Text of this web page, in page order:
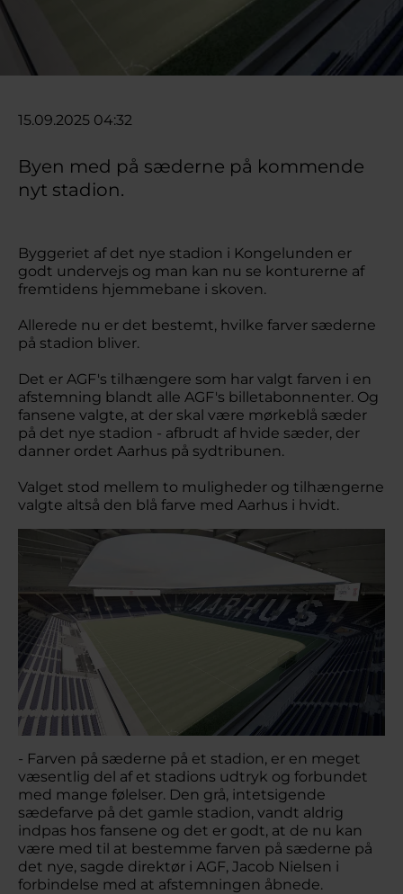
15.09.2025 04:32
Byen med på sæderne på kommende
nyt stadion.
Byggeriet af det nye stadion i Kongelunden er
godt undervejs og man kan nu se konturerne af
fremtidens hjemmebane i skoven.
Allerede nu er det bestemt, hvilke farver sæderne
på stadion bliver.
Det er AGF's tilhængere som har valgt farven i en
afstemning blandt alle AGF's billetabonnenter. Og
fansene valgte, at der skal være mørkeblå sæder
på det nye stadion - afbrudt af hvide sæder, der
danner ordet Aarhus på sydtribunen.
Valget stod mellem to muligheder og tilhængerne
valgte altså den blå farve med Aarhus i hvidt.
- Farven på sæderne på et stadion, er en meget
væsentlig del af et stadions udtryk og forbundet
med mange følelser. Den grå, intetsigende
sædefarve på det gamle stadion, vandt aldrig
indpas hos fansene og det er godt, at de nu kan
være med til at bestemme farven på sæderne på
det nye, sagde direktør i AGF, Jacob Nielsen i
forbindelse med at afstemningen åbnede.